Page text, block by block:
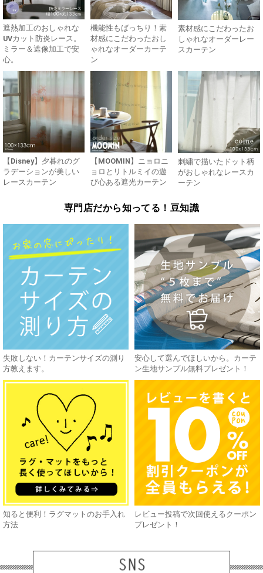
遮熱加工のおしゃれな
UVカット防炎レース。
ミラー＆遮像加工で安
心。
機能性もばっちり！素
材感にこだわったおし
ゃれなオーダーカーテ
ン
素材感にこだわったお
しゃれなオーダーレー
スカーテン
【Disney】夕暮れのグ
ラデーションが美しい
レースカーテン
【MOOMIN】ニョロニ
ョロとリトルミイの遊
び心ある遮光カーテン
刺繍で描いたドット柄
がおしゃれなレースカ
ーテン
専門店だから知ってる！豆知識
失敗しない！カーテンサイズの測り
方教えます。
安心して選んでほしいから。カーテ
ン生地サンプル無料プレゼント！
知ると便利！ラグマットのお手入れ
方法
レビュー投稿で次回使えるクーポン
プレゼント！